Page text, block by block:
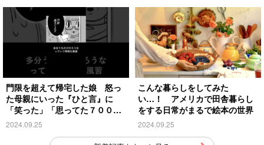
門限を超えて帰宅した娘 怒っ
た母親にいった『ひと言』に
「笑った」「思ってた７００倍
特殊」
2024.09.25
こんな暮らしをしてみた
い…！ アメリカで田舎暮らし
をする日常がまるで絵本の世界
2024.09.25